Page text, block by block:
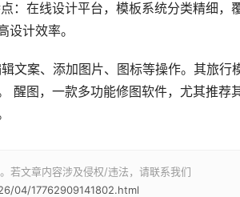
：在线设计平台，模板系统分类精细，
计效率。
文案、添加图片、图标等操作。其旅行
醒图，一款多功能修图软件，尤其推荐
若文章内容涉及侵权/违法，请联系我们
04/17762909141802.html